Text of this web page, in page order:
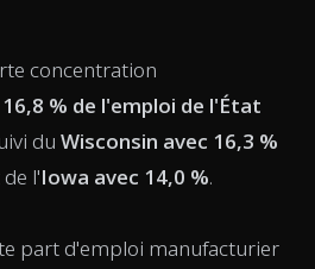
concentration
16,8 % de l'emploi de l'État
du Wisconsin avec 16,3 %
l'Iowa avec 14,0 %.
part d'emploi manufacturier